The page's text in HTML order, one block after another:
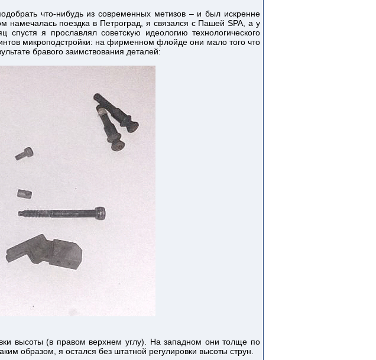
что-нибудь из современных метизов – и был искренне
намечалась поездка в Петроград, я связался с Пашей SPA, а у
я прославлял советскую идеологию технологического
микроподстройки: на фирменном флойде они мало того что
бравого заимствования деталей:
высоты (в правом верхнем углу). На западном они толще по
образом, я остался без штатной регулировки высоты струн.